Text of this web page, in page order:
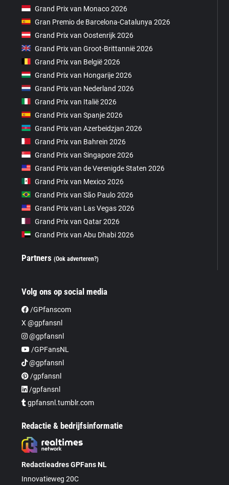
Grand Prix van Monaco 2026
Gran Premio de Barcelona-Catalunya 2026
Grand Prix van Oostenrijk 2026
Grand Prix van Groot-Brittannië 2026
Grand Prix van België 2026
Grand Prix van Hongarije 2026
Grand Prix van Nederland 2026
Grand Prix van Italië 2026
Grand Prix van Spanje 2026
Grand Prix van Azerbeidzjan 2026
Grand Prix van Bahrein 2026
Grand Prix van Singapore 2026
Grand Prix van de Verenigde Staten 2026
Grand Prix van Mexico 2026
Grand Prix van São Paulo 2026
Grand Prix van Las Vegas 2026
Grand Prix van Qatar 2026
Grand Prix van Abu Dhabi 2026
Partners(Ook adverteren?)
Volg ons op social media
/GPfanscom
X @gpfansnl
@gpfansnl
/GPFansNL
@gpfansnl
/gpfansnl
/gpfansnl
gpfansnl.tumblr.com
Redactie & bedrijfsinformatie
Redactieadres GPFans NL
Innovatieweg 20C